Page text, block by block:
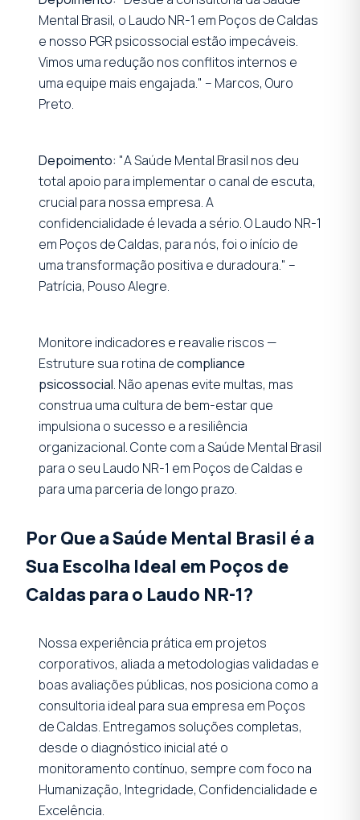
Mental Brasil, o Laudo NR-1 em Poços de Caldas
e nosso PGR psicossocial estão impecáveis.
Vimos uma redução nos conflitos internos e
uma equipe mais engajada." – Marcos, Ouro
Preto.
Depoimento: "A Saúde Mental Brasil nos deu
total apoio para implementar o canal de escuta,
crucial para nossa empresa. A
confidencialidade é levada a sério. O Laudo NR-1
em Poços de Caldas, para nós, foi o início de
uma transformação positiva e duradoura." –
Patrícia, Pouso Alegre.
Monitore indicadores e reavalie riscos —
Estruture sua rotina decompliance
psicossocial. Não apenas evite multas, mas
construa uma cultura de bem-estar que
impulsiona o sucesso e a resiliência
organizacional. Conte com a Saúde Mental Brasil
para o seu Laudo NR-1 em Poços de Caldas e
para uma parceria de longo prazo.
Por Que a Saúde Mental Brasil é a
Sua Escolha Ideal em Poços de
Caldas para o Laudo NR-1?
Nossa experiência prática em projetos
corporativos, aliada a metodologias validadas e
boas avaliações públicas, nos posiciona como a
consultoria ideal para sua empresa em Poços
de Caldas. Entregamos soluções completas,
desde o diagnóstico inicial até o
monitoramento contínuo, sempre com foco na
Humanização, Integridade, Confidencialidade e
Excelência.